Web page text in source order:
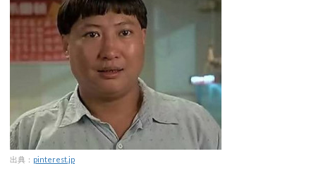
出典： pinterest.jp